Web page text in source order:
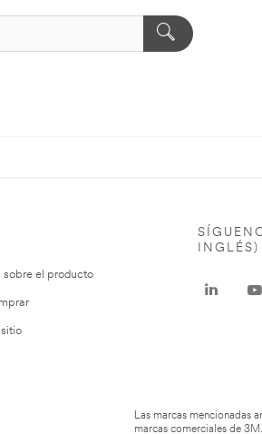
sobre el producto
INGLÉS)
Las marcas mencionadas
marcas comerciales de 3M.